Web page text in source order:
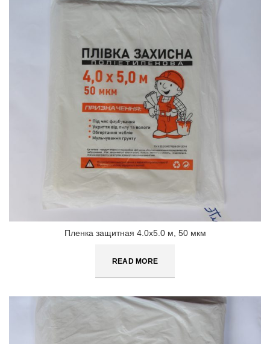
Пленка защитная 4.0х5.0 м, 50 мкм
READ MORE